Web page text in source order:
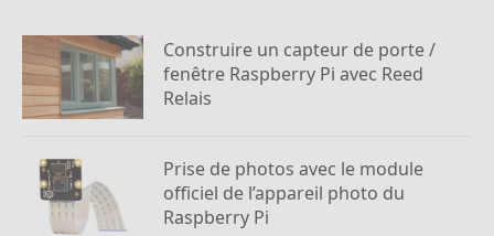
Construire un capteur de porte /
fenêtre Raspberry Pi avec Reed
Relais
Prise de photos avec le module
officiel de l’appareil photo du
Raspberry Pi